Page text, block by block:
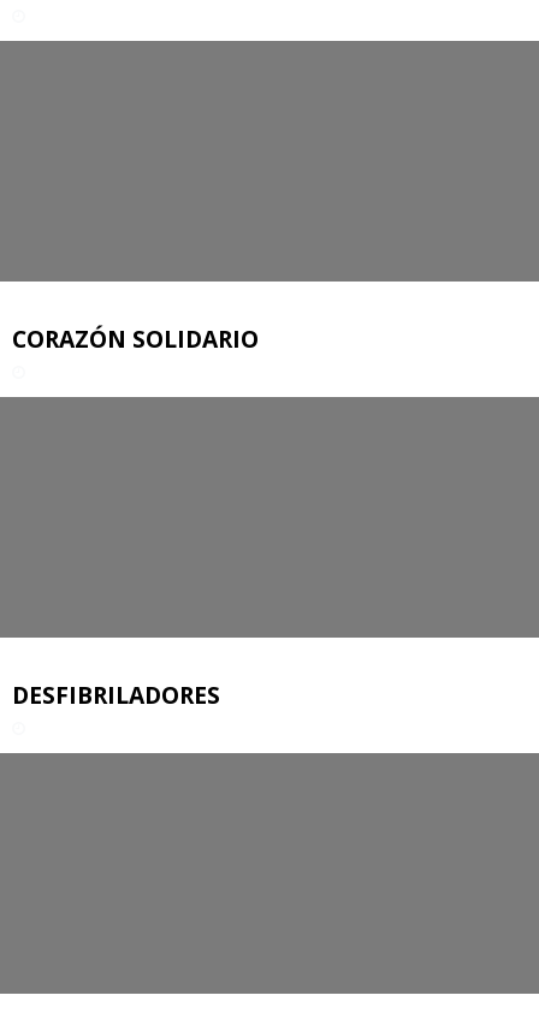
CORAZÓN SOLIDARIO
DESFIBRILADORES